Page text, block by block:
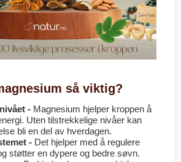
så viktig?
- Magnesium hjelper kroppen å
Uten tilstrekkelige nivåer kan
bli en del av hverdagen.
- Det hjelper med å regulere
støtter en dypere og bedre søvn.